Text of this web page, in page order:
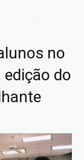
no
edição do